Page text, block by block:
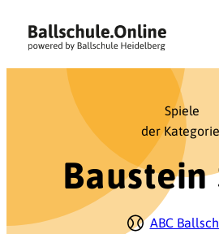
Inhalt
springen
Spiele
der
Baustein
ABC